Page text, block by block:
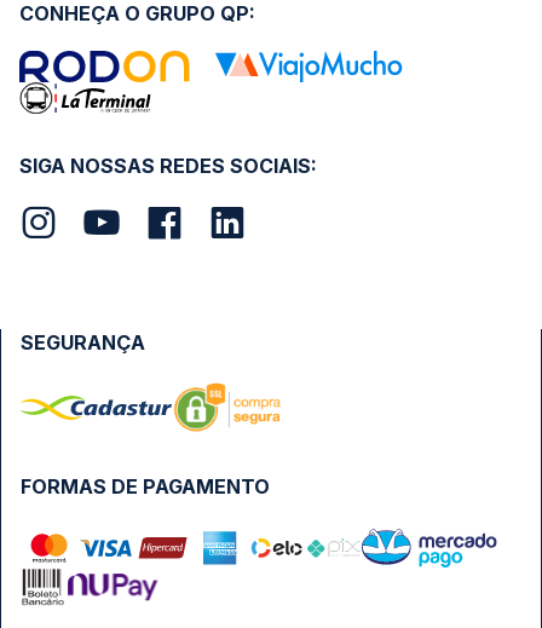
SIGA NOSSAS REDES SOCIAIS:
CONHEÇA O GRUPO QP:
FORMAS DE PAGAMENTO
SEGURANÇA